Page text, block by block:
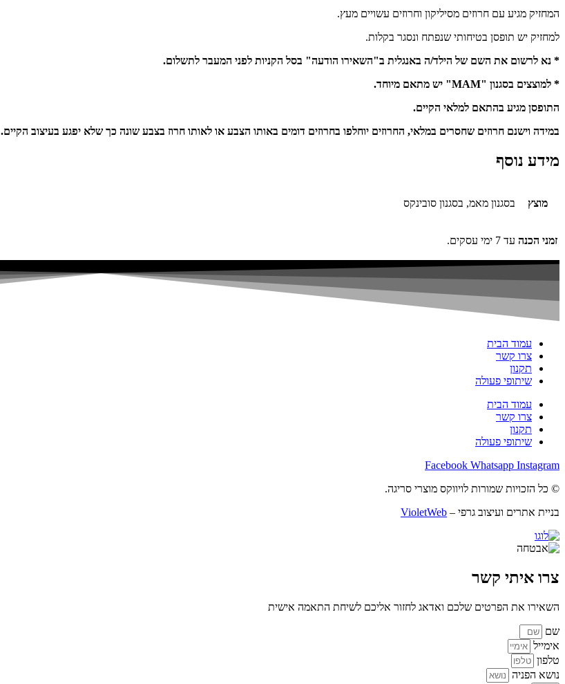
המחזיק מגיע עם חרוזים מסיליקון וחרוזים עשויים מעץ.
למחזיק יש תופסן בטיחותי שנפתח ונסגר בקלות.
* נא לרשום את השם של הילד/ה באנגלית ב"השאירו הודעה" בסל הקניות לפני המעבר לתשלום.
* למוצצים בסגנון "MAM" יש מתאם מיוחד.
התופסן מגיע בהתאם למלאי הקיים.
במידה וישנם חרוזים שחסרים במלאי, החרוזים יוחלפו בחרוזים דומים באותו הצבע או לאותו חרוז בצבע שונה כך שלא יפגע בעיצוב הקיים.
מידע נוסף
מוצץ בסגנון מאמ, בסגנון סובינקס
זמני הכנה עד 7 ימי עסקים.
עמוד הבית
צרו קשר
תקנון
שיתופי פעולה
עמוד הבית
צרו קשר
תקנון
שיתופי פעולה
Facebook Whatsapp Instagram
© כל הזכויות שמורות לויווקס מוצרי סריגה.
בניית אתרים ועיצוב גרפי – VioletWeb
צרו איתי קשר
השאירו את הפרטים שלכם ואדאג לחזור אליכם לשיחת התאמה אישית
שם
אימייל
טלפון
נושא הפניה